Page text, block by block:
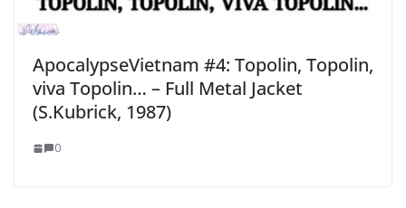
ApocalypseVietnam #4: Topolin, Topolin,
viva Topolin… – Full Metal Jacket
(S.Kubrick, 1987)
0